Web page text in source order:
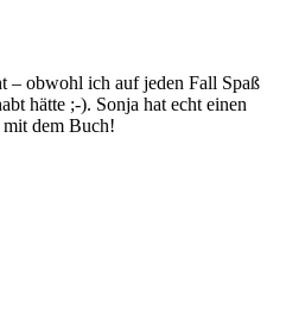
– obwohl ich auf jeden Fall Spaß
hätte ;-). Sonja hat echt einen
mit dem Buch!